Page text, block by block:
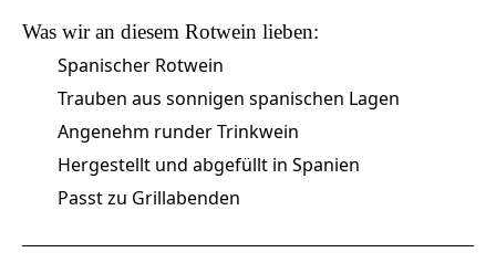
Was wir an diesem Rotwein lieben:
Spanischer Rotwein
Trauben aus sonnigen spanischen Lagen
Angenehm runder Trinkwein
Hergestellt und abgefüllt in Spanien
Passt zu Grillabenden